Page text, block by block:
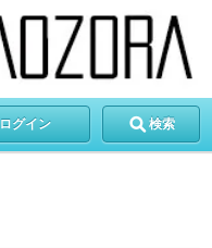
ログイン 検索